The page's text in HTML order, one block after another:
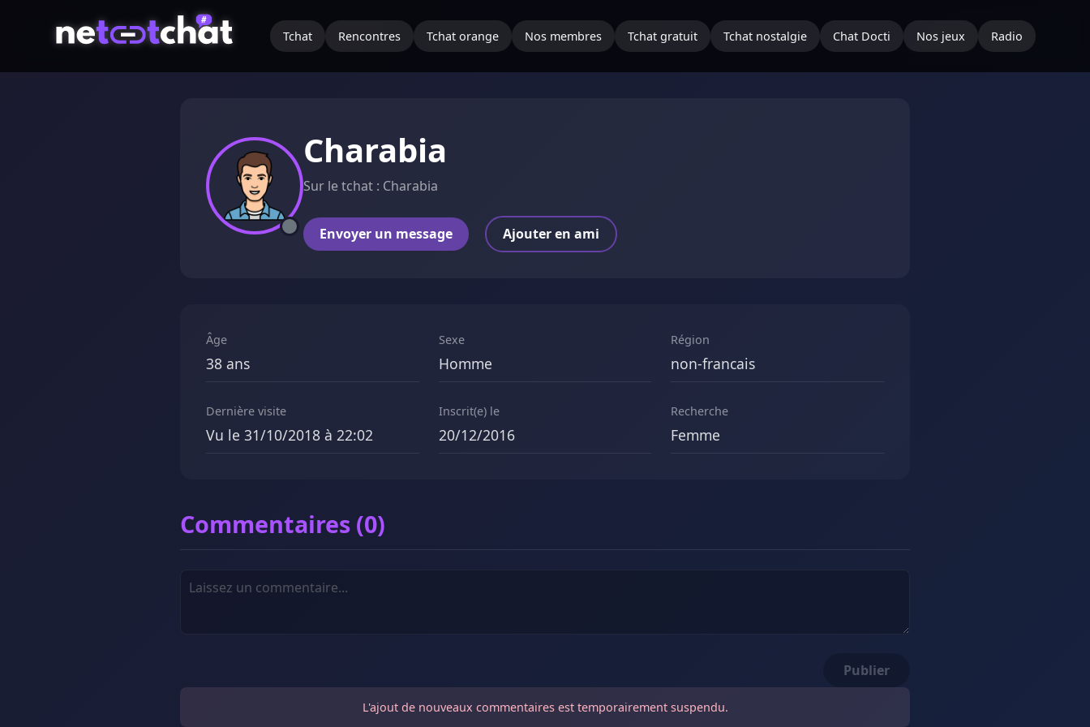
Tchat Rencontres Tchat orange Nos membres Tchat gratuit Tchat nostalgie Chat Docti Nos jeux Radio
Charabia
Sur le tchat : Charabia
Envoyer un message Ajouter en ami
Âge
38 ans
Sexe
Homme
Région
non-francais
Dernière visite
Vu le 31/10/2018 à 22:02
Inscrit(e) le
20/12/2016
Recherche
Femme
Commentaires (0)
Publier
L'ajout de nouveaux commentaires est temporairement suspendu.